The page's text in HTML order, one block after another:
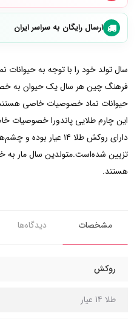
ارسال رایگان به سراسر ایران
سال تولد خود را با توجه به
فرهنگ چین هر سال یک حیوان به
حیوانات نماد خصوصیات خاصی
این چارم طلایی پاندورا خصوصیات
دارای روکش طلا ۱۴
تزیین شده‌است.متولدین سال مار
هستند.
مشخصات دیدگاه‌ها
روکش
طلا 14 عیار